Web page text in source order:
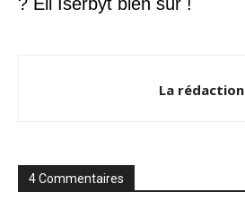
La rédaction
4 Commentaires